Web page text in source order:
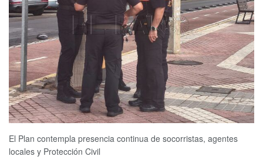
El Plan contempla presencia continua de socorristas, agentes
locales y Protección Civil